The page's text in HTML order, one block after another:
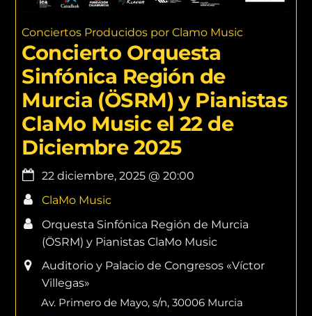
Conciertos Producidos por Clamo Music
Concierto Orquesta
Sinfónica Región de
Murcia (ÖSRM) y Pianistas
ClaMo Music el 22 de
Diciembre 2025
22 diciembre, 2025 @20:00
ClaMo Music
Orquesta Sinfónica Región de Murcia
(ÖSRM) y Pianistas ClaMo Music
Auditorio y Palacio de Congresos «Víctor
Villegas»
Av. Primero de Mayo, s/n, 30006 Murcia